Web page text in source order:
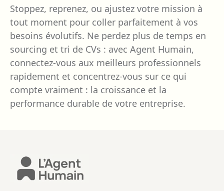
Stoppez, reprenez, ou ajustez votre mission à
tout moment pour coller parfaitement à vos
besoins évolutifs. Ne perdez plus de temps en
sourcing et tri de CVs : avec Agent Humain,
connectez-vous aux meilleurs professionnels
rapidement et concentrez-vous sur ce qui
compte vraiment : la croissance et la
performance durable de votre entreprise.